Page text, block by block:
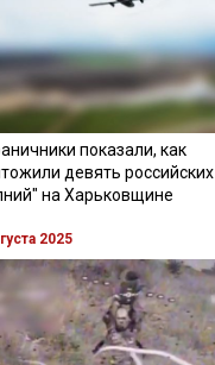
показали, как
девять российских
на Харьковщине
2025